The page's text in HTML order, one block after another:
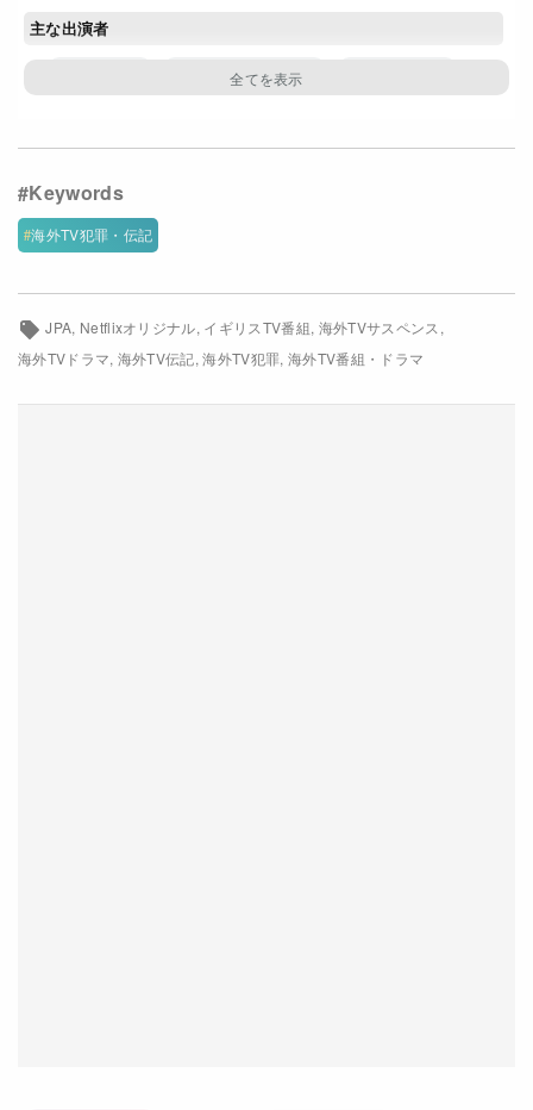
主な出演者
スティーヴ・クーガン
ジョニー・ハリス
コン・オニール
Netflix
海外TV犯罪・伝記
JPA Netflixオリジナル イギリスTV番組 海外TVサスペンス
海外TVドラマ 海外TV伝記 海外TV犯罪 海外TV番組・ドラマ